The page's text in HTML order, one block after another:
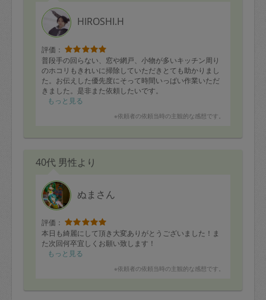
HIROSHI.H
評価：
普段手の回らない、窓や網戸、小物が多いキッチン周り
のホコリもきれいに掃除していただきとても助かりまし
た。お伝えした優先度にそって時間いっぱい作業いただ
きました。是非また依頼したいです。
もっと見る
※依頼者の依頼当時の主観的な感想です。
40代 男性より
ぬまさん
評価：
本日も綺麗にして頂き大変ありがとうございました！ま
た次回何卒宜しくお願い致します！
もっと見る
※依頼者の依頼当時の主観的な感想です。